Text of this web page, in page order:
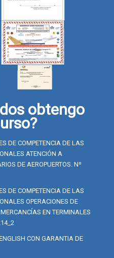
obtengo
DE COMPETENCIA DE LAS
ATENCIÓN A
DE AEROPUERTOS. Nº
DE COMPETENCIA DE LAS
OPERACIONES DE
EN TERMINALES
CON GARANTIA DE